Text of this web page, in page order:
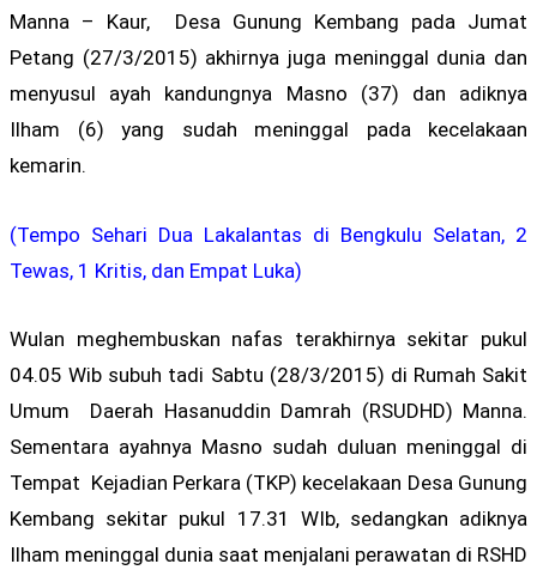
Manna – Kaur, Desa Gunung Kembang pada Jumat
Petang (27/3/2015) akhirnya juga meninggal dunia dan
menyusul ayah kandungnya Masno (37) dan adiknya
Ilham (6) yang sudah meninggal pada kecelakaan
kemarin.
(Tempo Sehari Dua Lakalantas di Bengkulu Selatan, 2
Tewas, 1 Kritis, dan Empat Luka)
Wulan meghembuskan nafas terakhirnya sekitar pukul
04.05 Wib subuh tadi Sabtu (28/3/2015) di Rumah Sakit
Umum Daerah Hasanuddin Damrah (RSUDHD) Manna.
Sementara ayahnya Masno sudah duluan meninggal di
Tempat Kejadian Perkara (TKP) kecelakaan Desa Gunung
Kembang sekitar pukul 17.31 WIb, sedangkan adiknya
Ilham meninggal dunia saat menjalani perawatan di RSHD